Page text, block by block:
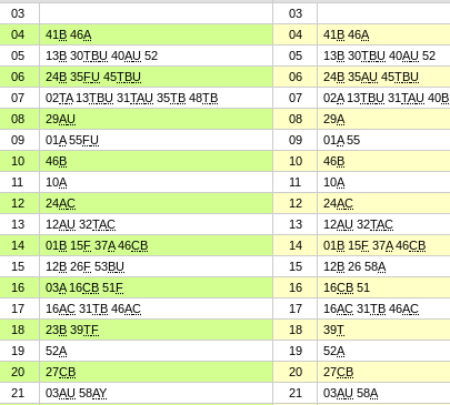
03 03
04 41B 46A 04 41B 46A
05 13B 30TBU 40AU 52 05 13B 30TBU 40AU 52
06 24B 35FU 45TBU 06 24B 35AU 45TBU
07 02TA13TBU 31TAU 35TB 48TB 07 02A13TBU 31TAU 40B
08 29AU 08 29A
09 01A55FU 09 01A55
10 46B 10 46B
11 10A 11 10A
12 24AC 12 24AC
13 12AU 32TAC 13 12AU 32TAC
14 01B 15F 37A46CB 14 01B 15F 37A46CB
15 12B 26F 53BU 15 12B 26 58A
16 03A16CB 51F 16 16CB 51
17 16AC 31TB 46AC 17 16AC 31TB 46AC
18 23B 39TF 18 39T
19 52A 19 52A
20 27CB 20 27CB
21 03AU 58AY 21 03AU 58A